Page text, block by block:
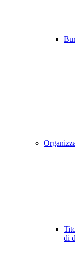
di